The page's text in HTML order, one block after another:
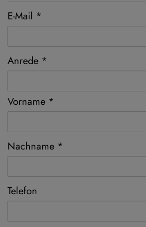
E-Mail
Anrede
Vorname
Nachname
Telefon